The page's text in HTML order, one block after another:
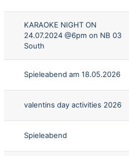
KARAOKE NIGHT ON
24.07.2024 @6pm on NB 03
South
Spieleabend am 18.05.2026
valentins day activities 2026
Spieleabend